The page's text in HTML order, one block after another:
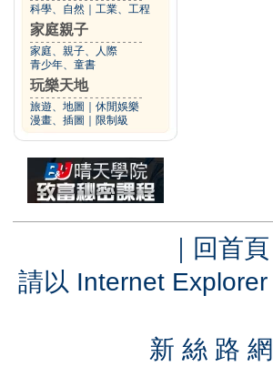
科學、自然 工業、工程
家庭親子
家庭、親子、人際
青少年、童書
玩樂天地
旅遊、地圖
休閒娛樂
漫畫、插圖
限制級
｜ 回首頁
請以 Internet
新 絲 路